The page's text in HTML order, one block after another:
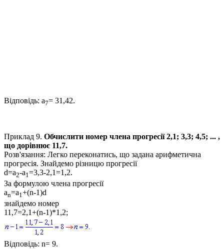
Відповідь: a7= 31,42.
Приклад 9. Обчислити номер члена прогресії2,1; 3,3; 4,5; ... ,
що дорівнює 11,7.
Розв'язання: Легко переконатись, що задана арифметична
прогресія. Знайдемо різницю прогресії
d=a2-a1 =3,3-2,1=1,2.
За формулою члена прогресії
an=a1+(n-1)d
знайдемо номер
11,7=2,1+(n-1)*1,2;
Відповідь: n= 9.